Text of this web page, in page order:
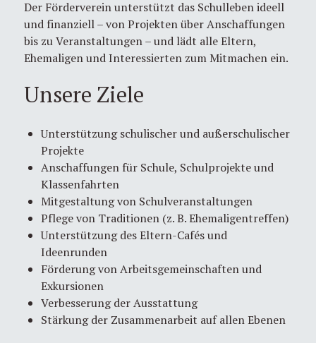
Der Förderverein unterstützt das Schulleben ideell
und finanziell – von Projekten über Anschaffungen
bis zu Veranstaltungen – und lädt alle Eltern,
Ehemaligen und Interessierten zum Mitmachen ein.
Unsere Ziele
Unterstützung schulischer und außerschulischer
Projekte
Anschaffungen für Schule, Schulprojekte und
Klassenfahrten
Mitgestaltung von Schulveranstaltungen
Pflege von Traditionen (z. B. Ehemaligentreffen)
Unterstützung des Eltern-Cafés und
Ideenrunden
Förderung von Arbeitsgemeinschaften und
Exkursionen
Verbesserung der Ausstattung
Stärkung der Zusammenarbeit auf allen Ebenen